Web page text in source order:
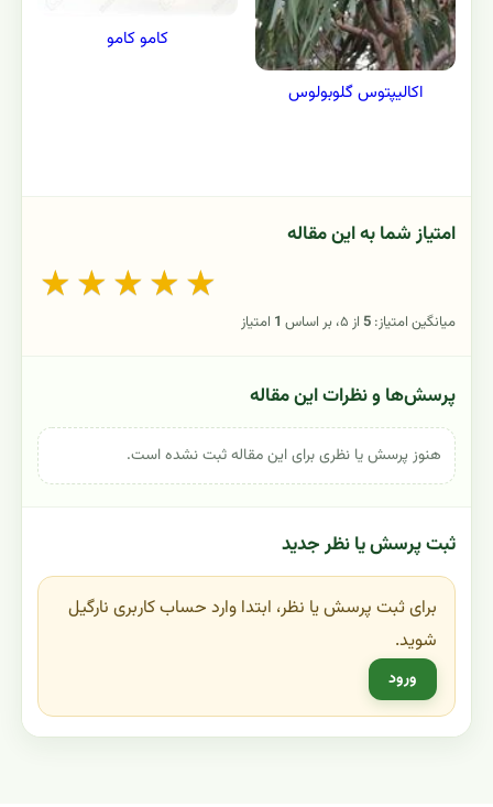
اکاليپتوس گلوبولوس
کامو کامو
امتیاز شما به این مقاله
★ ★ ★ ★ ★
میانگین امتیاز: 5از ۵، بر اساس 1 امتیاز
پرسش‌ها و نظرات این مقاله
هنوز پرسش یا نظری برای این مقاله ثبت نشده است.
ثبت پرسش یا نظر جدید
برای ثبت پرسش یا نظر، ابتدا وارد حساب کاربری نارگیل
شوید.
ورود